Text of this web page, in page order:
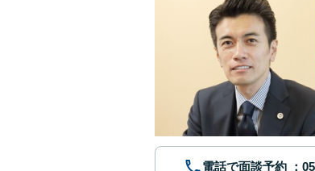
電話で面談予約